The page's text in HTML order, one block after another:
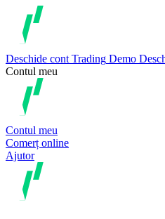
Deschide cont Trading Demo
Contul meu
Contul meu
Comerț online
Ajutor